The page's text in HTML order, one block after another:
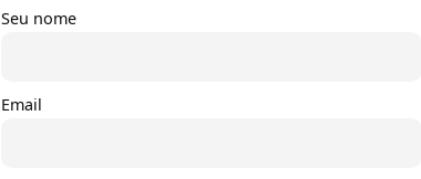
Seu nome
Email